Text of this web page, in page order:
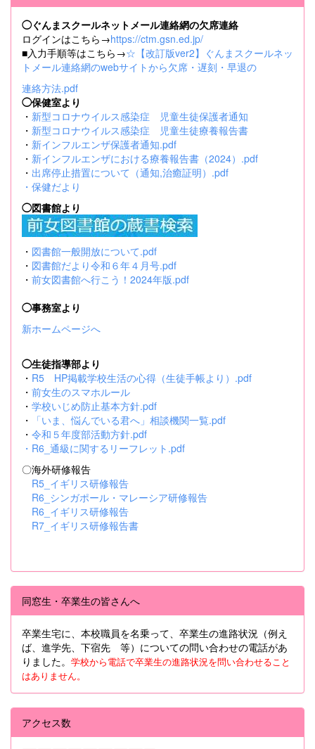
◯ぐんまスクールネットメール連絡網の欠席連絡
ログインはこちら→https://ctm.gsn.ed.jp/
■入力手順等はこちら→☆【改訂版ver2】ぐんまスクールネッ
トメール連絡網のwebサイトから欠席・遅刻・早退の
連絡方法.pdf
◯保健室より
・ 新型コロナウイルス感染症 児童生徒保護者通知
・ 新型コロナウイルス感染症 児童生徒療養報告書
・ 新インフルエンザ保護者通知.pdf
・ 新インフルエンザにおける療養報告書（2024）.pdf
・ 出席停止措置について（通知,治癒証明）.pdf
・ 保健だより
◯図書館より
・ 図書館一般開放について.pdf
・ 図書館だより令和６年４月号.pdf
・ 前女図書館へ行こう！2024年版.pdf
◯事務室より
新ホームページへ
◯生徒指導部より
・ R5 HP掲載学校生活の心得（生徒手帳より）.pdf
・ 前女生のスマホルール
・ 学校いじめ防止基本方針.pdf
・
「いま、悩んでいる君へ」相談機関一覧.pdf
・ 令和５年度部活動方針.pdf
・ R6_通級に関するリーフレット.pdf
〇海外研修報告
R5_イギリス研修報告
R6_シンガポール・マレーシア研修報告
R6_イギリス研修報告
R7_イギリス研修報告書
同窓生・卒業生の皆さんへ
卒業生宅に、本校職員を名乗って、卒業生の進路状況（例え
ば、進学先、下宿先 等）についての問い合わせの電話があ
りました。 学校から電話で卒業生の進路状況を問い合わせること
はありません。
アクセス数